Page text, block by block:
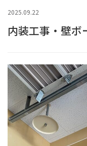
2025.09.22
内装工事・壁ボ